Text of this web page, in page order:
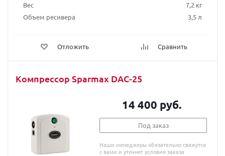
Вес
7,2 кг
Объем ресивера
3,5 л
Отложить Сравнить
Компрессор Sparmax DAC-25
14 400 руб.
Под заказ
Наши менеджеры обязательно свяжутся
с вами и уточнят условия заказа